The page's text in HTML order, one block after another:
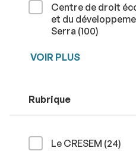
Centre de droit
et du
Serra (100résultats
)
VOIR PLUS
Rubrique
Le CRESEM (24)